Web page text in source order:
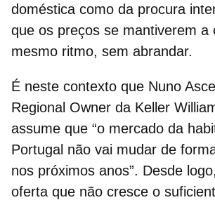
doméstica como da procura
que os preços se mantiverem a
mesmo ritmo, sem abrandar.
É neste contexto que Nuno
Regional Owner da Keller
assume que “o mercado da
Portugal não vai mudar de
nos próximos anos”. Desde
oferta que não cresce o